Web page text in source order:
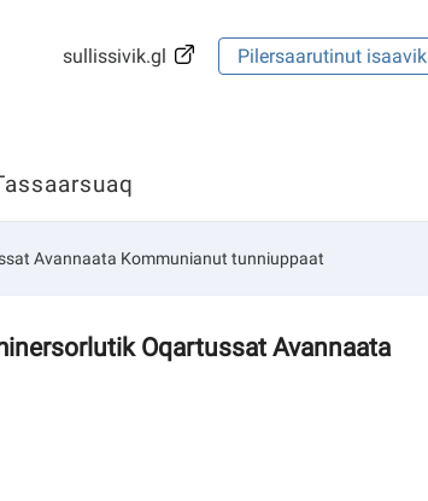
sullissivik.gl Pilersaarutinut isaavik
Avannaata Kommunianut tunniuppaat
Oqartussat Avannaata